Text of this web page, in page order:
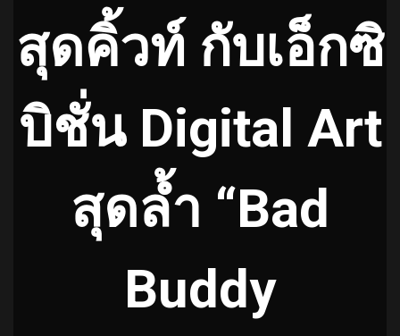
สุดคิ้วท์ กับเอ็กซิ
บิชั่น Digital Art
สุดล้ำ “Bad
Buddy